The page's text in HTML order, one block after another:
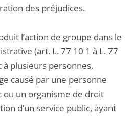
des préjudices.
l’action de groupe dans le
(art. L. 77 10 1 à L. 77
plusieurs personnes,
causé par une personne
un organisme de droit
d’un service public, ayant